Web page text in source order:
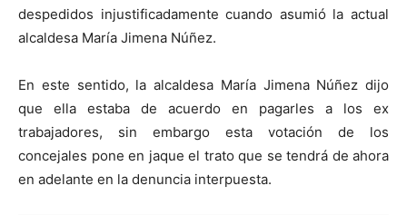
despedidos injustificadamente cuando asumió la actual
alcaldesa María Jimena Núñez.
En este sentido, la alcaldesa María Jimena Núñez dijo
que ella estaba de acuerdo en pagarles a los ex
trabajadores, sin embargo esta votación de los
concejales pone en jaque el trato que se tendrá de ahora
en adelante en la denuncia interpuesta.